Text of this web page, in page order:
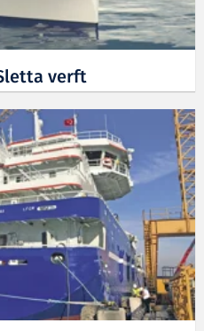
verft